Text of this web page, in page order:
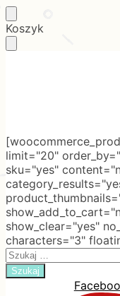
Skip
to
Skip
to
Koszyk
limit="20"
sku="yes"
show_clear="yes"
characters="3"
Search
for: